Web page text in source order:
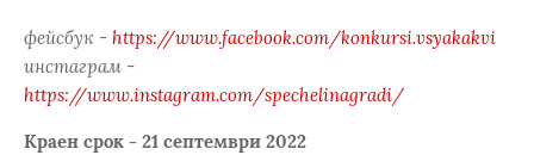
фейсбук - https://www.facebook.com/konkursi.vsyakakvi
инстаграм -
https://www.instagram.com/spechelinagradi/
Краен срок - 21 септември 2022